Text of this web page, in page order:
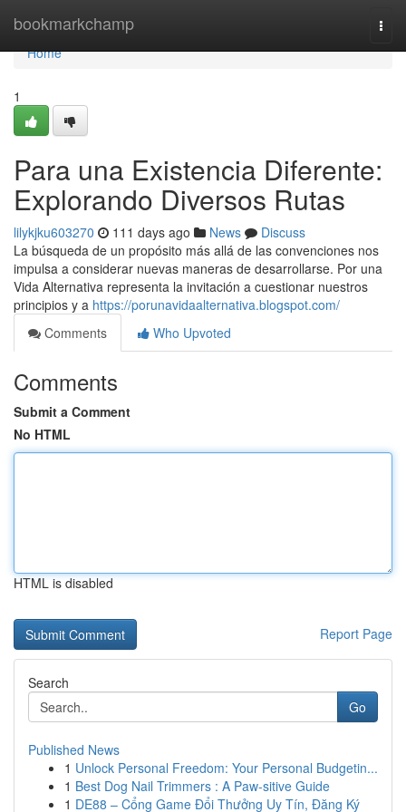
bookmarkchamp
Home
Home
1
Para una Existencia Diferente:
Explorando Diversos Rutas
lilykjku603270 111 days ago News
Discuss
La búsqueda de un propósito más allá de las convenciones nos
impulsa a considerar nuevas maneras de desarrollarse. Por una
Vida Alternativa representa la invitación a cuestionar nuestros
principios y a https://porunavidaalternativa.blogspot.com/
Comments
Who Upvoted
Comments
Submit a Comment
No HTML
HTML is disabled
Report Page
Search
Go
Published News
1 Unlock Personal Freedom: Your Personal Budgetin...
1 Best Dog Nail Trimmers : A Paw-sitive Guide
1 DE88 – Cổng Game Đổi Thưởng Uy Tín, Đăng Ký